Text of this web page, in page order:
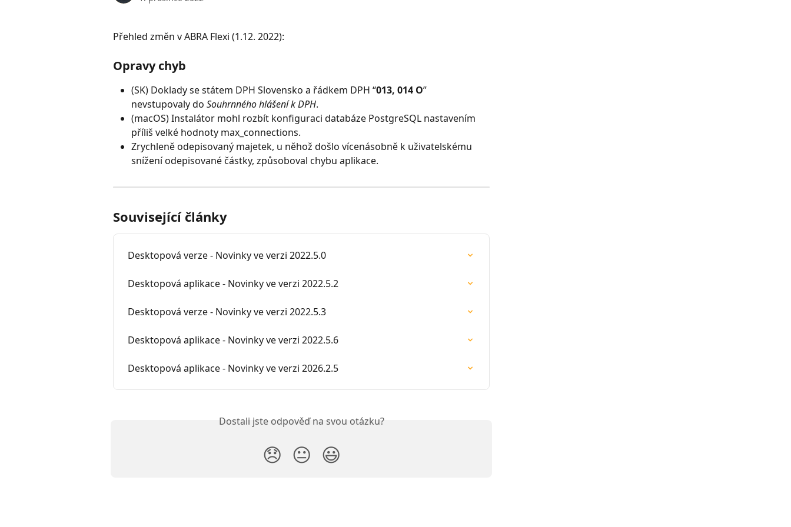
Přehled změn v ABRA Flexi (1.12. 2022):
Opravy chyb
(SK) Doklady se státem DPH Slovensko a řádkem DPH “013, 014 O”
nevstupovaly do Souhrnného hlášení k DPH.
(macOS) Instalátor mohl rozbít konfiguraci databáze PostgreSQL nastavením
příliš velké hodnoty max_connections.
Zrychleně odepisovaný majetek, u něhož došlo vícenásobně k uživatelskému
snížení odepisované částky, způsoboval chybu aplikace.
Související články
Desktopová verze - Novinky ve verzi 2022.5.0
Desktopová aplikace - Novinky ve verzi 2022.5.2
Desktopová verze - Novinky ve verzi 2022.5.3
Desktopová aplikace - Novinky ve verzi 2022.5.6
Desktopová aplikace - Novinky ve verzi 2026.2.5
Dostali jste odpověď na svou otázku?
😞 😐 😃